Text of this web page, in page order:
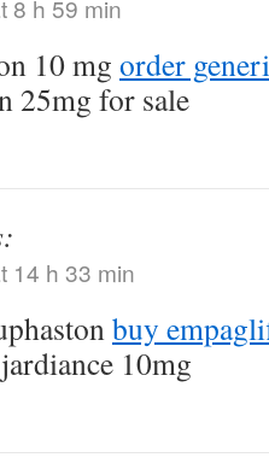
8 h 59 min
10 mg order
25mg for sale
14 h 33 min
buy
10mg